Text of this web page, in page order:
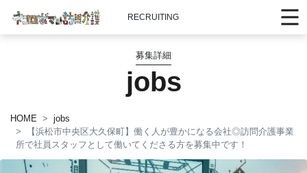
RECRUITING
募集詳細
jobs
HOME
jobs
【浜松市中央区大久保町】働く人が豊かになる会社◎訪問介護事業
所で社員スタッフとして働いてくださる方を募集中です！